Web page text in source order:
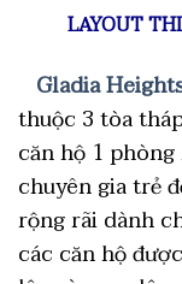
LAYOUT
Gladia
thuộc 3 tòa
căn hộ 1
chuyên gia trẻ
rộng rãi dành
các căn hộ